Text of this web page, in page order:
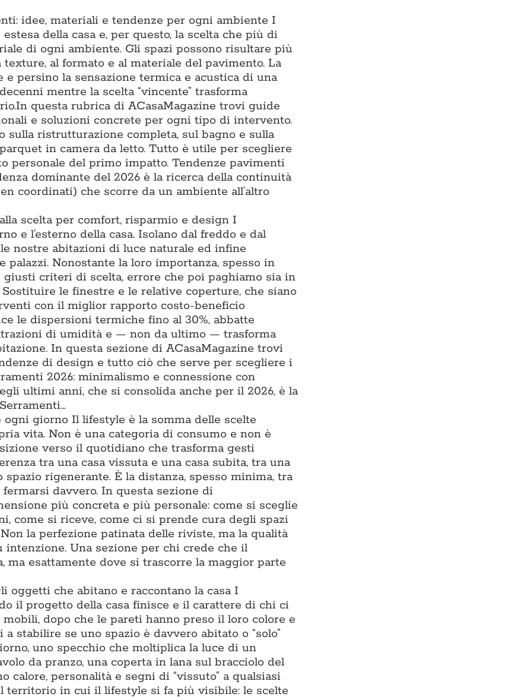
idee, materiali e tendenze per ogni ambiente I
della casa e, per questo, la scelta che più di
di ogni ambiente. Gli spazi possono risultare più
al formato e al materiale del pavimento. La
persino la sensazione termica e acustica di una
mentre la scelta “vincente” trasforma
questa rubrica di ACasaMagazine trovi guide
e soluzioni concrete per ogni tipo di intervento.
ristrutturazione completa, sul bagno e sulla
in camera da letto. Tutto è utile per scegliere
personale del primo impatto. Tendenze pavimenti
dominante del 2026 è la ricerca della continuità
coordinati) che scorre da un ambiente all’altro
scelta per comfort, risparmio e design I
e l’esterno della casa. Isolano dal freddo e dal
nostre abitazioni di luce naturale ed infine
Nonostante la loro importanza, spesso in
criteri di scelta, errore che poi paghiamo sia in
le finestre e le relative coperture, che siano
con il miglior rapporto costo-beneficio
le dispersioni termiche fino al 30%, abbatte
di umidità e — non da ultimo — trasforma
In questa sezione di ACasaMagazine trovi
di design e tutto ciò che serve per scegliere i
2026: minimalismo e connessione con
ultimi anni, che si consolida anche per il 2026, è la
giorno Il lifestyle è la somma delle scelte
vita. Non è una categoria di consumo e non è
verso il quotidiano che trasforma gesti
tra una casa vissuta e una casa subita, tra una
rigenerante. È la distanza, spesso minima, tra
davvero. In questa sezione di
più concreta e più personale: come si sceglie
come si riceve, come ci si prende cura degli spazi
la perfezione patinata delle riviste, ma la qualità
Una sezione per chi crede che il
esattamente dove si trascorre la maggior parte
oggetti che abitano e raccontano la casa I
il progetto della casa finisce e il carattere di chi ci
dopo che le pareti hanno preso il loro colore e
stabilire se uno spazio è davvero abitato o “solo”
uno specchio che moltiplica la luce di un
da pranzo, una coperta in lana sul bracciolo del
personalità e segni di “vissuto” a qualsiasi
territorio in cui il lifestyle si fa più visibile: le scelte